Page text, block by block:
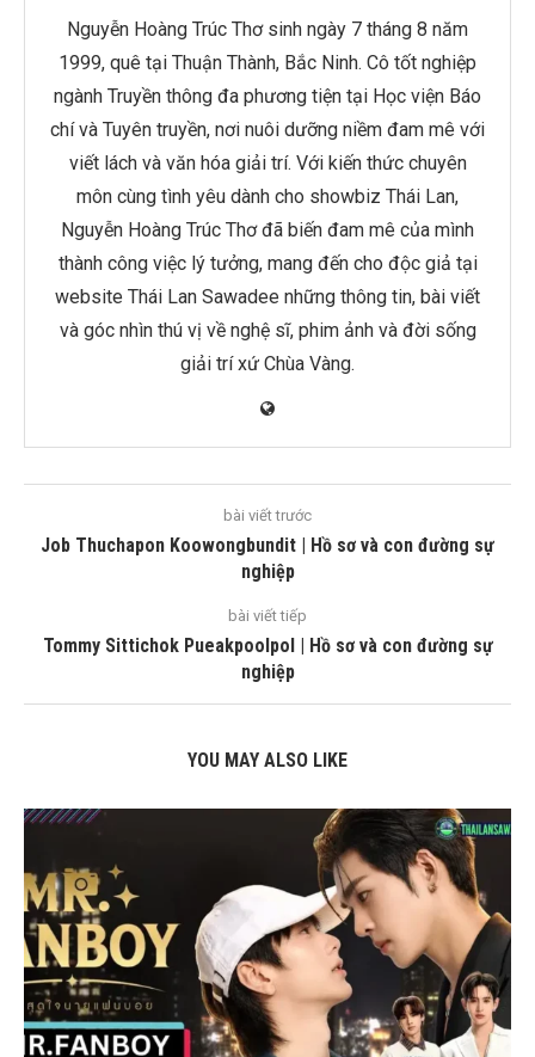
Nguyễn Hoàng Trúc Thơ sinh ngày 7 tháng 8 năm
1999, quê tại Thuận Thành, Bắc Ninh. Cô tốt nghiệp
ngành Truyền thông đa phương tiện tại Học viện Báo
chí và Tuyên truyền, nơi nuôi dưỡng niềm đam mê với
viết lách và văn hóa giải trí. Với kiến thức chuyên
môn cùng tình yêu dành cho showbiz Thái Lan,
Nguyễn Hoàng Trúc Thơ đã biến đam mê của mình
thành công việc lý tưởng, mang đến cho độc giả tại
website Thái Lan Sawadee những thông tin, bài viết
và góc nhìn thú vị về nghệ sĩ, phim ảnh và đời sống
giải trí xứ Chùa Vàng.
bài viết trước
Job Thuchapon Koowongbundit | Hồ sơ và con đường sự
nghiệp
bài viết tiếp
Tommy Sittichok Pueakpoolpol | Hồ sơ và con đường sự
nghiệp
YOU MAY ALSO LIKE